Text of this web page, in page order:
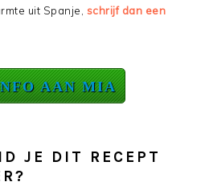
uit Spanje, schrijf dan een
AAN MIA
JE DIT RECEPT